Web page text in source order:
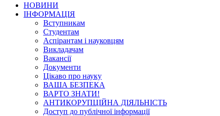
НОВИНИ
ІНФОРМАЦІЯ
Вступникам
Студентам
Аспірантам і науковцям
Викладачам
Вакансії
Документи
Цікаво про науку
ВАША БЕЗПЕКА
ВАРТО ЗНАТИ!
АНТИКОРУПЦІЙНА ДІЯЛЬНІСТЬ
Доступ до публічної інформації